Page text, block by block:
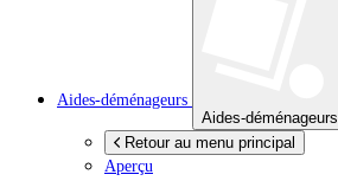
Aides-déménageurs
Aides-déménageurs
Retour au menu principal
Aperçu